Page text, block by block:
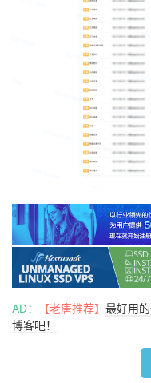
AD： 【老唐推荐】 最好用
博客吧！